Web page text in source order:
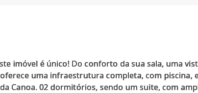
imóvel é único! Do conforto da sua sala, uma
uma infraestrutura completa, com piscina,
Canoa. 02 dormitórios, sendo um suite, com